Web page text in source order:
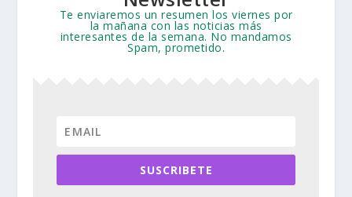
Te enviaremos un resumen los viernes por
la mañana con las noticias más
interesantes de la semana. No mandamos
Spam, prometido.
SUSCRIBETE